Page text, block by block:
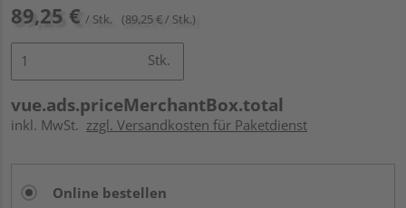
89,25 € / Stk. (89,25 € / Stk.)
Stk.
vue.ads.priceMerchantBox.total
inkl. MwSt. zzgl. Versandkosten für Paketdienst
Online bestellen